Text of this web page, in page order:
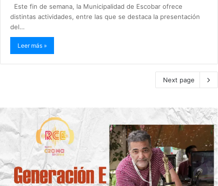
Este fin de semana, la Municipalidad de Escobar ofrece
distintas actividades, entre las que se destaca la presentación
del…
Leer más »
Next page